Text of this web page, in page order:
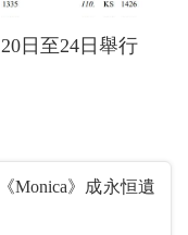
日至24日舉行